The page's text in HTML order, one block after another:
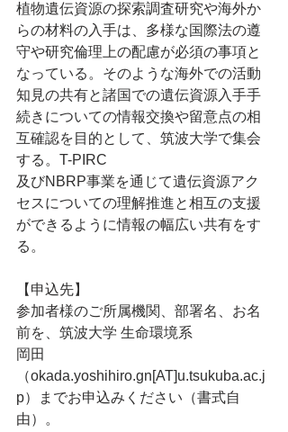
植物遺伝資源の探索調査研究や海外か
らの材料の入手は、多様な国際法の遵
守や研究倫理上の配慮が必須の事項と
なっている。そのような海外での活動
知見の共有と諸国での遺伝資源入手手
続きについての情報交換や留意点の相
互確認を目的として、筑波大学で集会
する。T-PIRC
及びNBRP事業を通じて遺伝資源アク
セスについての理解推進と相互の支援
ができるように情報の幅広い共有をす
る。
【申込先】
参加者様のご所属機関、部署名、お名
前を、筑波大学 生命環境系
岡田
（okada.yoshihiro.gn[AT]u.tsukuba.ac.j
p）までお申込みください（書式自
由）。